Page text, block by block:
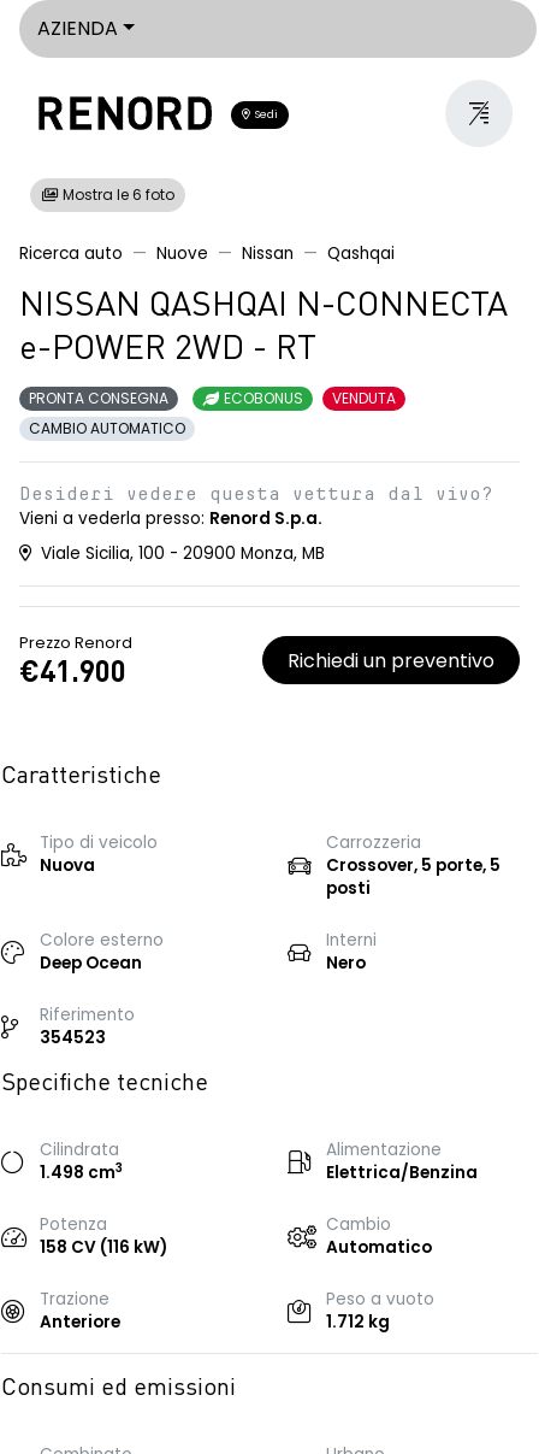
AZIENDA
Sedi
Mostra le 6 foto
Ricerca auto Nuove Nissan Qashqai
NISSAN QASHQAI N-CONNECTA
e-POWER 2WD - RT
PRONTA CONSEGNA ECOBONUS
VENDUTA
CAMBIO AUTOMATICO
Desideri vedere questa vettura dal vivo?
Vieni a vederla presso: Renord S.p.a.
Viale Sicilia, 100 - 20900 Monza, MB
Prezzo Renord
€41.900 Richiedi un preventivo
Caratteristiche
Tipo di veicolo
Nuova
Carrozzeria
Crossover, 5 porte, 5
posti
Colore esterno
Deep Ocean
Interni
Nero
Riferimento
354523
Specifiche tecniche
Cilindrata
1.498 cm3
Alimentazione
Elettrica/Benzina
Potenza
158 CV (116 kW)
Cambio
Automatico
Trazione
Anteriore
Peso a vuoto
1.712 kg
Consumi ed emissioni